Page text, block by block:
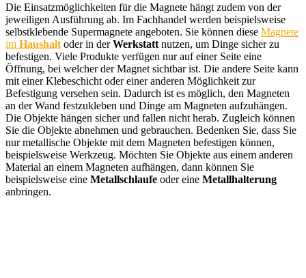
Die Einsatzmöglichkeiten für die Magnete hängt zudem von der
jeweiligen Ausführung ab. Im Fachhandel werden beispielsweise
selbstklebende Supermagnete angeboten. Sie können diese Magnete
im Haushalt oder in derWerkstatt nutzen, um Dinge sicher zu
befestigen. Viele Produkte verfügen nur auf einer Seite eine
Öffnung, bei welcher der Magnet sichtbar ist. Die andere Seite kann
mit einer Klebeschicht oder einer anderen Möglichkeit zur
Befestigung versehen sein. Dadurch ist es möglich, den Magneten
an der Wand festzukleben und Dinge am Magneten aufzuhängen.
Die Objekte hängen sicher und fallen nicht herab. Zugleich können
Sie die Objekte abnehmen und gebrauchen. Bedenken Sie, dass Sie
nur metallische Objekte mit dem Magneten befestigen können,
beispielsweise Werkzeug. Möchten Sie Objekte aus einem anderen
Material an einem Magneten aufhängen, dann können Sie
beispielsweise eine Metallschlaufe oder eine Metallhalterung
anbringen.